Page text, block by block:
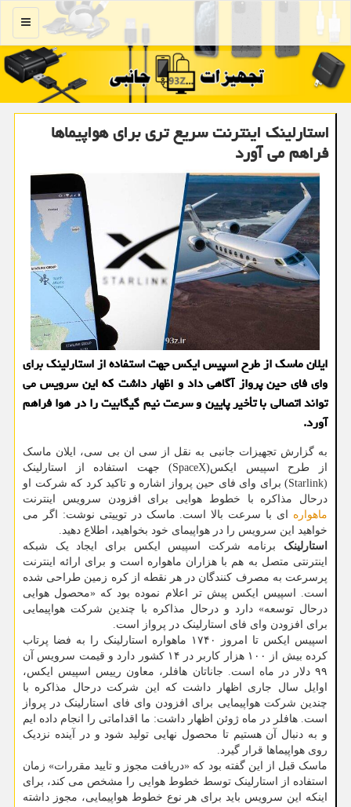
منو
استارلینک اینترنت سریع تری برای هواپیماها
فراهم می آورد
ایلان ماسک از طرح اسپیس ایکس جهت استفاده از استارلینک برای
وای فای حین پرواز آگاهی داد و اظهار داشت که این سرویس می
تواند اتصالی با تأخیر پایین و سرعت نیم گیگابیت را در هوا فراهم
آورد.
به گزارش تجهیزات جانبی به نقل از سی ان بی سی، ایلان ماسک
از طرح اسپیس ایکس(SpaceX) جهت استفاده از استارلینک
(Starlink) برای وای فای حین پرواز اشاره و تاکید کرد که شرکت او
درحال مذاکره با خطوط هوایی برای افزودن سرویس اینترنت
ماهواره ای با سرعت بالا است. ماسک در توییتی نوشت: اگر می
خواهید این سرویس را در هواپیمای خود بخواهید، اطلاع دهید.
استارلینک برنامه شرکت اسپیس ایکس برای ایجاد یک شبکه
اینترنتی متصل به هم با هزاران ماهواره است و برای ارائه اینترنت
پرسرعت به مصرف کنندگان در هر نقطه از کره زمین طراحی شده
است. اسپیس ایکس پیش تر اعلام نموده بود که «محصول هوایی
درحال توسعه» دارد و درحال مذاکره با چندین شرکت هواپیمایی
برای افزودن وای فای استارلینک در پرواز است.
اسپیس ایکس تا امروز ۱۷۴۰ ماهواره استارلینک را به فضا پرتاب
کرده بیش از ۱۰۰ هزار کاربر در ۱۴ کشور دارد و قیمت سرویس آن
۹۹ دلار در ماه است. جاناتان هافلر، معاون رییس اسپیس ایکس،
اوایل سال جاری اظهار داشت که این شرکت درحال مذاکره با
چندین شرکت هواپیمایی برای افزودن وای فای استارلینک در پرواز
است. هافلر در ماه ژوئن اظهار داشت: ما اقداماتی را انجام داده ایم
و به دنبال آن هستیم تا محصول نهایی تولید شود و در آینده نزدیک
روی هواپیماها قرار گیرد.
ماسک قبل از این گفته بود که «دریافت مجوز و تایید مقررات» زمان
استفاده از استارلینک توسط خطوط هوایی را مشخص می کند، برای
اینکه این سرویس باید برای هر نوع خطوط هواپیمایی، مجوز داشته